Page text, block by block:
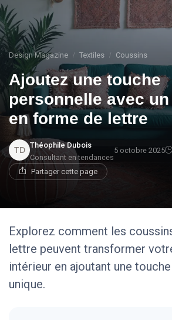
Design Magazine Textiles Coussins
Ajoutez une touche
personnelle avec
en forme de lettre
Théophile Dubois
Consultant en tendances
5 octobre 2025
Partager cette page
Explorez comment les
lettre peuvent transformer
intérieur en ajoutant une
unique.